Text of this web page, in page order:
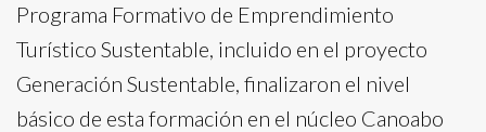
Programa Formativo de Emprendimiento
Turístico Sustentable, incluido en el proyecto
Generación Sustentable, finalizaron el nivel
básico de esta formación en el núcleo Canoabo